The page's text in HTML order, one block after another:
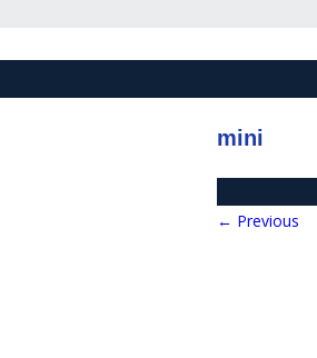
mini
← Previous